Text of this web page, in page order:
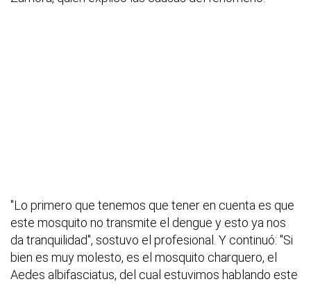
"Lo primero que tenemos que tener en cuenta es que
este mosquito no transmite el dengue y esto ya nos
da tranquilidad", sostuvo el profesional. Y continuó: "Si
bien es muy molesto, es el mosquito charquero, el
Aedes albifasciatus, del cual estuvimos hablando este